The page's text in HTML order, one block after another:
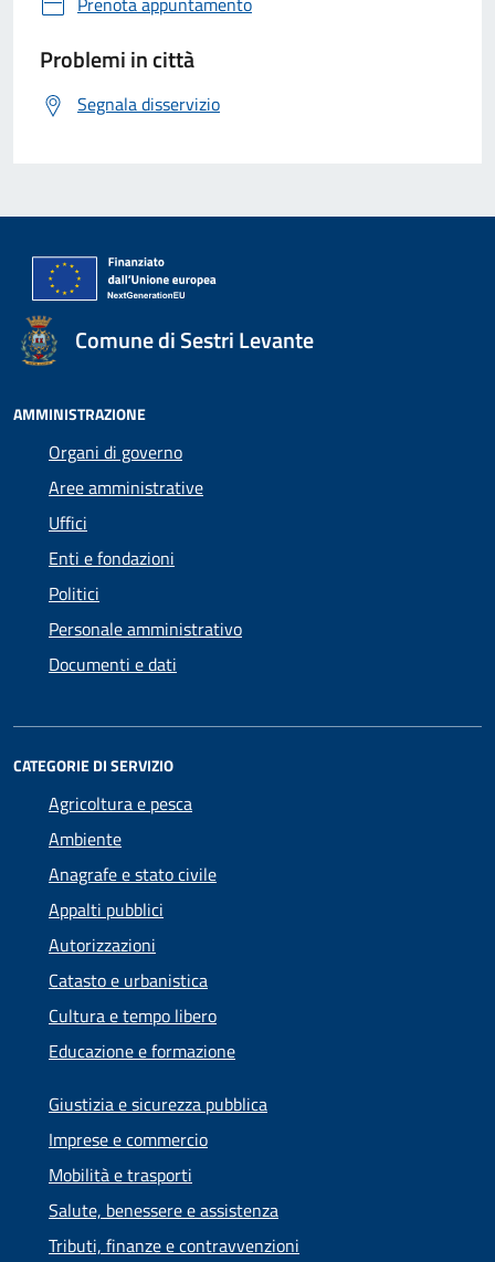
Problemi in città
Segnala disservizio
Comune di Sestri Levante
AMMINISTRAZIONE
Organi di governo
Aree amministrative
Uffici
Enti e fondazioni
Politici
Personale amministrativo
Documenti e dati
CATEGORIE DI SERVIZIO
Agricoltura e pesca
Ambiente
Anagrafe e stato civile
Appalti pubblici
Autorizzazioni
Catasto e urbanistica
Cultura e tempo libero
Educazione e formazione
Giustizia e sicurezza pubblica
Imprese e commercio
Mobilità e trasporti
Salute, benessere e assistenza
Tributi, finanze e contravvenzioni